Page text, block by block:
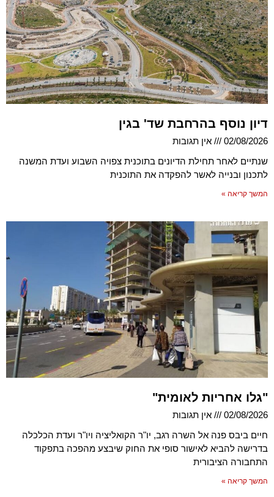
דיון נוסף בהרחבת שד' בגין
02/08/2026
אין תגובות
שנתיים לאחר תחילת הדיונים בתוכנית צפויה השבוע ועדת המשנה
לתכנון ובנייה לאשר להפקדה את התוכנית
המשך קריאה »
"גלו אחריות לאומית"
02/08/2026
אין תגובות
חיים ביבס פנה אל השרה רגב, יו"ר הקואליציה ויו"ר ועדת הכלכלה
בדרישה להביא לאישור סופי את החוק שיבצע מהפכה בתפקוד
התחבורה הציבורית
המשך קריאה »